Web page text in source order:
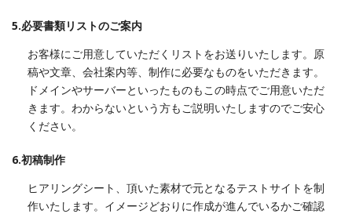
5.必要書類リストのご案内
お客様にご用意していただくリストをお送りいたします。原
稿や文章、会社案内等、制作に必要なものをいただきます。
ドメインやサーバーといったものもこの時点でご用意いただ
きます。わからないという方もご説明いたしますのでご安心
ください。
6.初稿制作
ヒアリングシート、頂いた素材で元となるテストサイトを制
作いたします。イメージどおりに作成が進んでいるかご確認